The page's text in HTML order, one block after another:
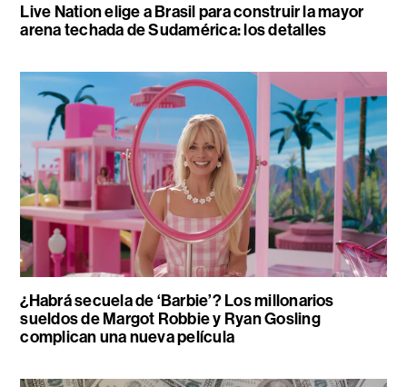
Live Nation elige a Brasil para construir la mayor
arena techada de Sudamérica: los detalles
¿Habrá secuela de ‘Barbie’? Los millonarios
sueldos de Margot Robbie y Ryan Gosling
complican una nueva película